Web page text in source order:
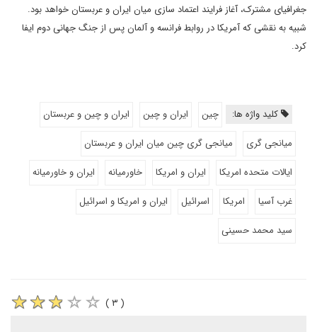
جغرافیای مشترک، آغاز فرایند اعتماد سازی میان ایران و عربستان خواهد بود.
شبیه به نقشی که آمریکا در روابط فرانسه و آلمان پس از جنگ جهانی دوم ایفا
کرد.
کلید واژه ها: چین ایران و چین
ایران و چین و عربستان
میانجی گری
میانجی گری چین میان ایران و عربستان
ایالات متحده امریکا
ایران و امریکا خاورمیانه
ایران و خاورمیانه
غرب آسیا
امریکا اسرائیل
ایران و امریکا و اسرائیل
سید محمد حسینی
( ۳ )